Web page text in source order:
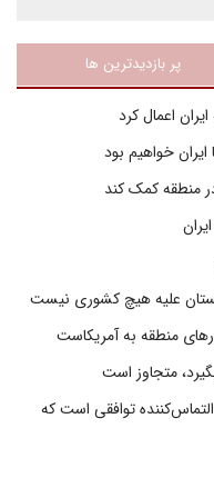
پر بازدیدترین ها
اعمال کرد
خواهیم بود
منطقه کمک کند
علیه هیچ کشوری نیست
منطقه به آمریکاست
متجاوز است
توافقی است که